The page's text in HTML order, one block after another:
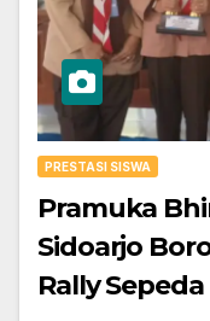
PRESTASI SISWA
Pramuka
Sidoarjo
Rally